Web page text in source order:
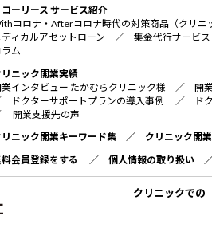
コーリース サービス紹介
コロナ・Afterコロナ時代の対策商品（クリニ
ディカルアセットローン ／ 集金代行サービス
ラム
リニック開業実績
インタビュー たかむらクリニック様 ／ 開
ドクターサポートプランの導入事例 ／
ド
開業支援先の声
リニック開業キーワード集 ／ クリニック開
会員登録をする
／ 個人情報の取り扱い
クリニックでの